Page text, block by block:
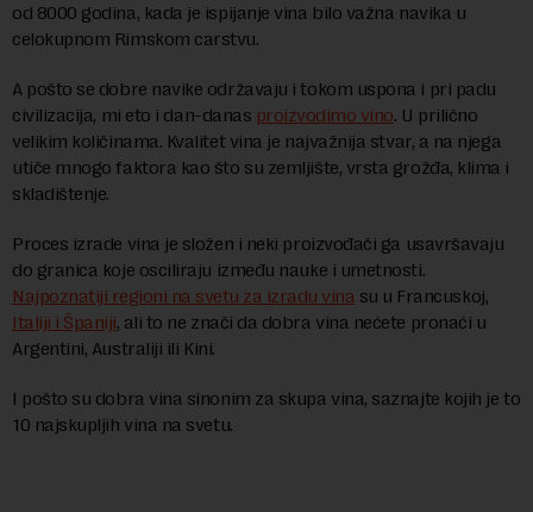
od 8000 godina, kada je ispijanje vina bilo važna navika u
celokupnom Rimskom carstvu.
A pošto se dobre navike održavaju i tokom uspona i pri padu
civilizacija, mi eto i dan-danas proizvodimo vino. U prilično
velikim količinama. Kvalitet vina je najvažnija stvar, a na njega
utiče mnogo faktora kao što su zemljište, vrsta grožđa, klima i
skladištenje.
Proces izrade vina je složen i neki proizvođači ga usavršavaju
do granica koje osciliraju između nauke i umetnosti.
Najpoznatiji regioni na svetu za izradu vina su u Francuskoj,
Italiji i Španiji, ali to ne znači da dobra vina nećete pronaći u
Argentini, Australiji ili Kini.
I pošto su dobra vina sinonim za skupa vina, saznajte kojih je to
10 najskupljih vina na svetu.